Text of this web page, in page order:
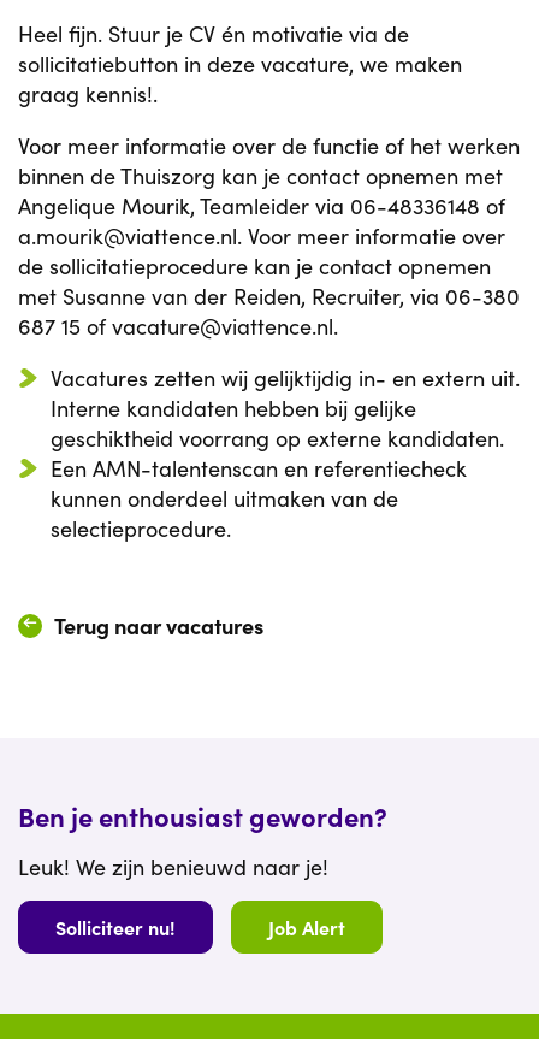
Heel fijn. Stuur je CV én motivatie via de
sollicitatiebutton in deze vacature, we maken
graag kennis!.
Voor meer informatie over de functie of het werken
binnen de Thuiszorg kan je contact opnemen met
Angelique Mourik, Teamleider via 06-48336148 of
a.mourik@viattence.nl. Voor meer informatie over
de sollicitatieprocedure kan je contact opnemen
met Susanne van der Reiden, Recruiter, via 06-380
687 15 of vacature@viattence.nl.
Vacatures zetten wij gelijktijdig in- en extern uit.
Interne kandidaten hebben bij gelijke
geschiktheid voorrang op externe kandidaten.
Een AMN-talentenscan en referentiecheck
kunnen onderdeel uitmaken van de
selectieprocedure.
Terug naar vacatures
Ben je enthousiast geworden?
Leuk! We zijn benieuwd naar je!
Solliciteer nu! Job Alert